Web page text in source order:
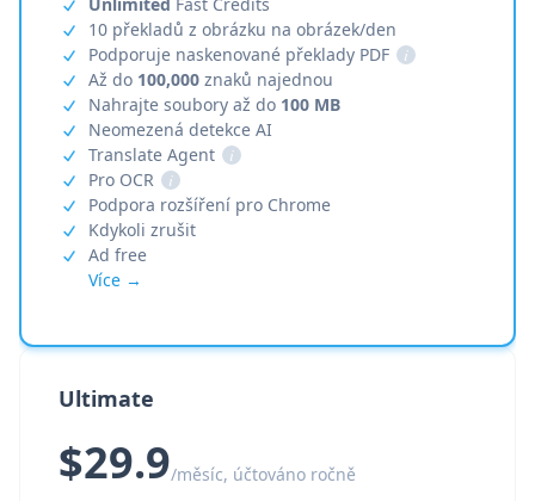
10 překladů z obrázku na obrázek/den
Podporuje naskenované překlady PDF
i
Až do 100,000 znaků najednou
Nahrajte soubory až do 100 MB
Neomezená detekce AI
Translate Agent
i
Pro OCR
i
Podpora rozšíření pro Chrome
Kdykoli zrušit
Ad free
Více →
Ultimate
$29.9/měsíc, účtováno ročně